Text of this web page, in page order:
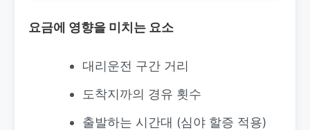
요금에 영향을 미치는 요소
대리운전 구간 거리
도착지까의 경유 횟수
출발하는 시간대 (심야 할증 적용)